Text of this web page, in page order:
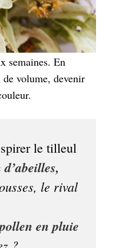
semaines. En
volume, devenir
le tilleul
le rival
pollen en pluie